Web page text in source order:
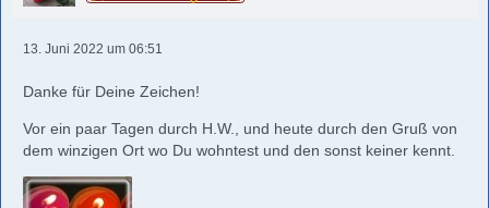
13. Juni 2022 um 06:51
Danke für Deine Zeichen!
Vor ein paar Tagen durch H.W., und heute durch den Gruß von
dem winzigen Ort wo Du wohntest und den sonst keiner kennt.